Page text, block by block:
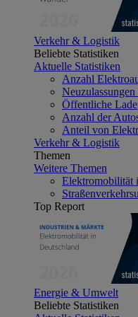
Verkehr & Logistik
Beliebte Statistiken
Aktuelle Statistiken
Anzahl
Öffentliche
Anzahl der
Anteil von
Verkehr & Logistik
Themen
Weitere Themen
Elektromobilität
Top Report
Energie & Umwelt
Beliebte Statistiken